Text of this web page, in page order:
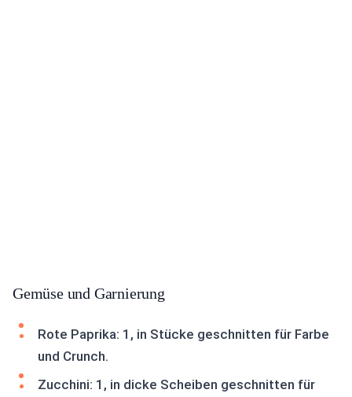
Gemüse und Garnierung
Rote Paprika: 1, in Stücke geschnitten für Farbe
und Crunch.
Zucchini: 1, in dicke Scheiben geschnitten für